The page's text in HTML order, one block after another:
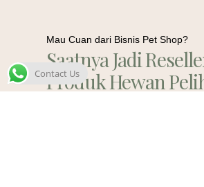
Mau Cuan dari Bisnis Pet Shop?
Saatnya Jadi
Produk Hewan
Contact Us